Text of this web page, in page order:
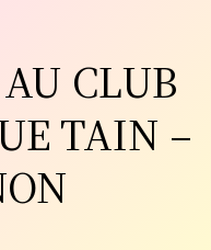
CLUB
TAIN –